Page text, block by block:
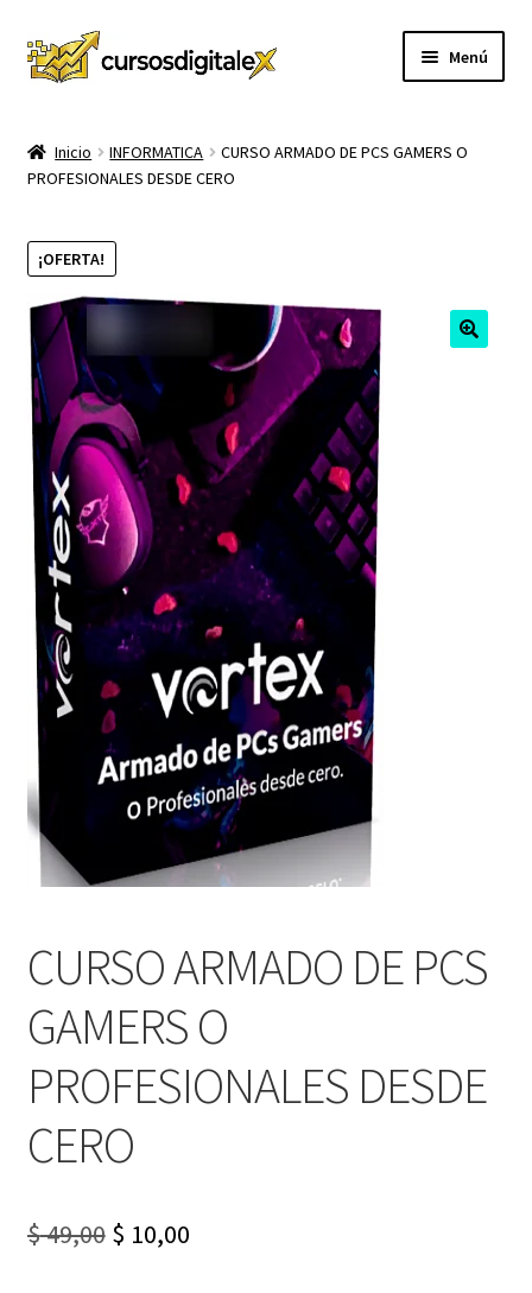
Ir
a
Ir
al
Menú
TIENDA
CURSOS
hijo
MEMBRESIA
MI CUENTA
CARRITO
CONTACTO
Inicio INFORMATICA
CURSO ARMADO DE PCS GAMERS O
PROFESIONALES DESDE CERO
¡OFERTA!
CURSO ARMADO DE PCS
GAMERS O
PROFESIONALES DESDE
CERO
$49,00 Original
$ 10,00Current